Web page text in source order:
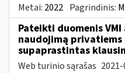
Metai: 2022 Pagrindinis:
Pateikti duomenis
naudojimą
supaprastintas
Web turinio sąrašas